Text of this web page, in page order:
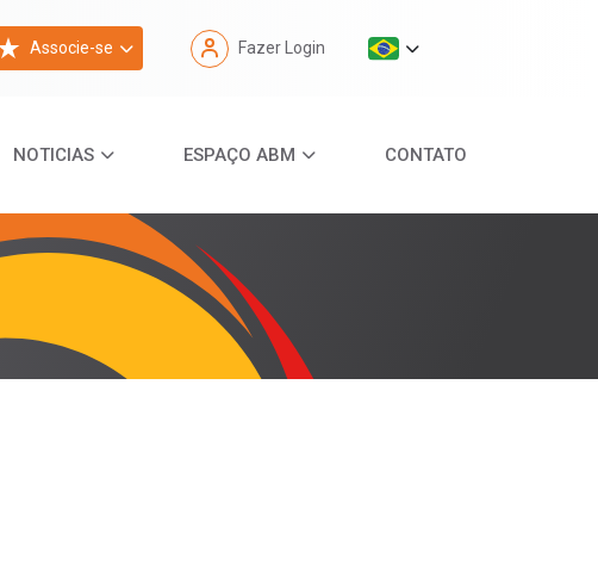
Associe-se Fazer Login
NOTICIAS ESPAÇO ABM CONTATO